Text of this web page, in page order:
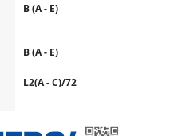
B (A - E)
B (A - E)
L2(A - C)/72